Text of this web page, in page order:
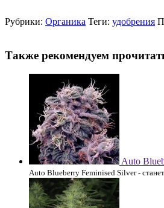
Рубрики: Органика Теги: удобрения
Также рекомендуем
Auto
Auto Blueberry Feminised Silver -